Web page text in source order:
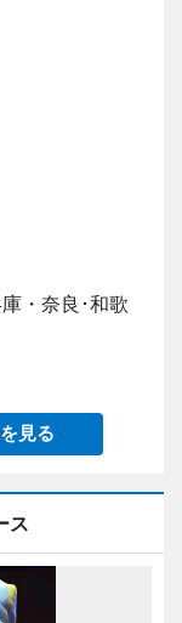
・奈良･和歌
見る
ス